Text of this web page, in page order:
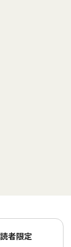
者限定